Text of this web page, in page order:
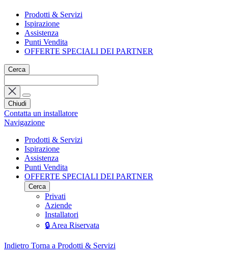
Prodotti & Servizi
Ispirazione
Assistenza
Punti Vendita
OFFERTE SPECIALI DEI PARTNER
Cerca
Chiudi
Contatta un installatore
Navigazione
Prodotti & Servizi
Ispirazione
Assistenza
Punti Vendita
OFFERTE SPECIALI DEI PARTNER
Cerca
Privati
Aziende
Installatori
🔒 Area Riservata
Indietro Torna a Prodotti & Servizi